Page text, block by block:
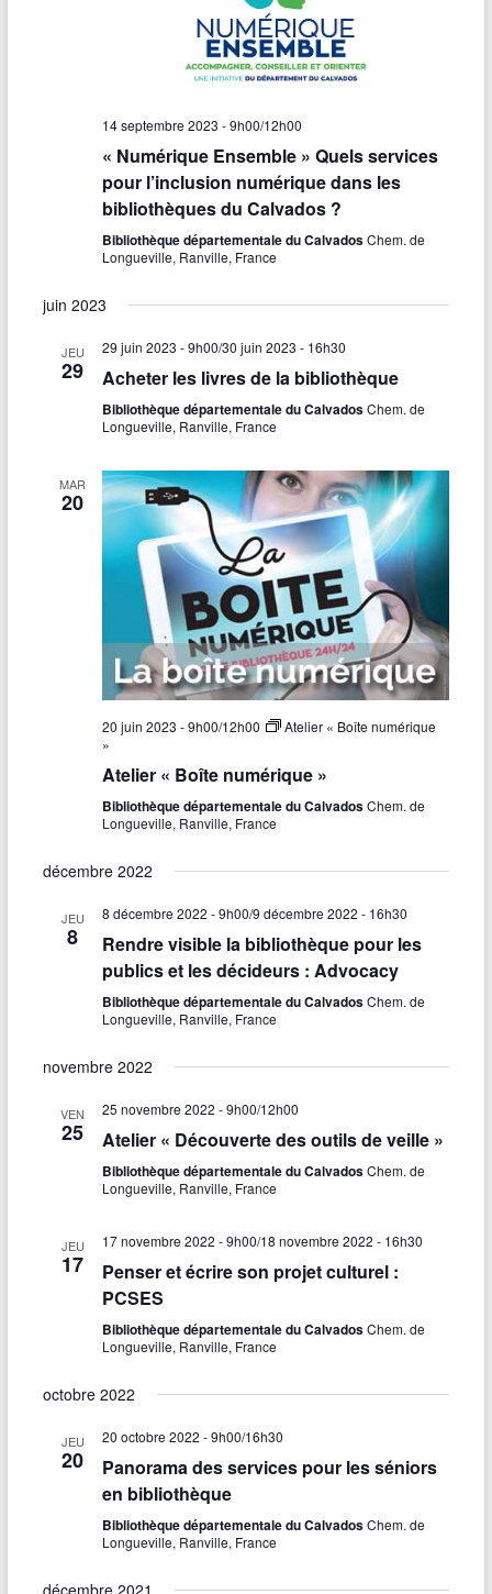
14 septembre 2023 - 9h00/12h00
« Numérique Ensemble » Quels services
pour l’inclusion numérique dans les
bibliothèques du Calvados ?
Bibliothèque départementale du CalvadosChem. de
Longueville, Ranville, France
juin 2023
JEU
29
29 juin 2023 - 9h00/30 juin 2023 - 16h30
Acheter les livres de la bibliothèque
Bibliothèque départementale du CalvadosChem. de
Longueville, Ranville, France
MAR
20
20 juin 2023 - 9h00/12h00
Atelier « Boîte numérique
»
Atelier « Boîte numérique »
Bibliothèque départementale du CalvadosChem. de
Longueville, Ranville, France
décembre 2022
JEU
8
8 décembre 2022 - 9h00/9 décembre 2022 - 16h30
Rendre visible la bibliothèque pour les
publics et les décideurs : Advocacy
Bibliothèque départementale du CalvadosChem. de
Longueville, Ranville, France
novembre 2022
VEN
25
25 novembre 2022 - 9h00/12h00
Atelier « Découverte des outils de veille »
Bibliothèque départementale du CalvadosChem. de
Longueville, Ranville, France
JEU
17
17 novembre 2022 - 9h00/18 novembre 2022 - 16h30
Penser et écrire son projet culturel :
PCSES
Bibliothèque départementale du CalvadosChem. de
Longueville, Ranville, France
octobre 2022
JEU
20
20 octobre 2022 - 9h00/16h30
Panorama des services pour les séniors
en bibliothèque
Bibliothèque départementale du CalvadosChem. de
Longueville, Ranville, France